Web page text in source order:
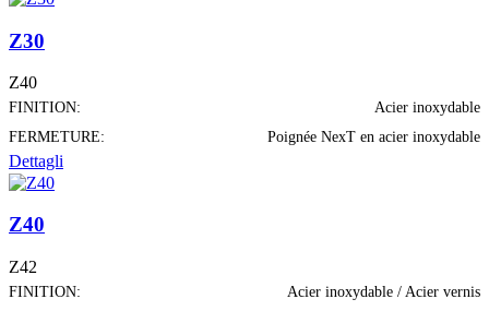
Z30
Z40
FINITION:
Acier inoxydable
FERMETURE:
Poignée NexT en acier inoxydable
Dettagli
Z40
Z42
FINITION:
Acier inoxydable / Acier vernis